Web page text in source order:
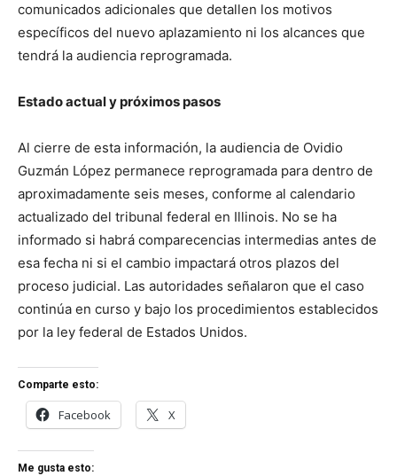
comunicados adicionales que detallen los motivos
específicos del nuevo aplazamiento ni los alcances que
tendrá la audiencia reprogramada.
Estado actual y próximos pasos
Al cierre de esta información, la audiencia de Ovidio
Guzmán López permanece reprogramada para dentro de
aproximadamente seis meses, conforme al calendario
actualizado del tribunal federal en Illinois. No se ha
informado si habrá comparecencias intermedias antes de
esa fecha ni si el cambio impactará otros plazos del
proceso judicial. Las autoridades señalaron que el caso
continúa en curso y bajo los procedimientos establecidos
por la ley federal de Estados Unidos.
Comparte esto:
Facebook X
Me gusta esto: